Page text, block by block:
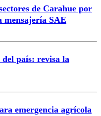
de Carahue por
mensajería SAE
país: revisa la
emergencia agrícola